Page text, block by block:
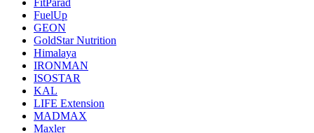
FitParad
FuelUp
GEON
GoldStar Nutrition
Himalaya
IRONMAN
ISOSTAR
KAL
LIFE Extension
MADMAX
Maxler